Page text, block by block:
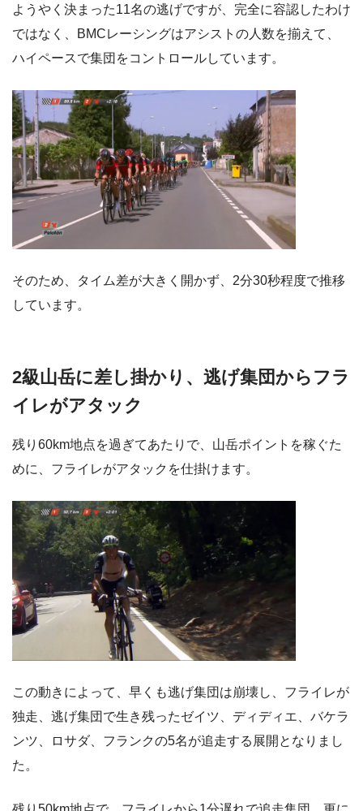
ようやく決まった11名の逃げですが、完全に容認したわけ
ではなく、BMCレーシングはアシストの人数を揃えて、
ハイペースで集団をコントロールしています。
そのため、タイム差が大きく開かず、2分30秒程度で推移
しています。
2級山岳に差し掛かり、逃げ集団からフラ
イレがアタック
残り60km地点を過ぎてあたりで、山岳ポイントを稼ぐた
めに、フライレがアタックを仕掛けます。
この動きによって、早くも逃げ集団は崩壊し、フライレが
独走、逃げ集団で生き残ったゼイツ、ディディエ、バケラ
ンツ、ロサダ、フランクの5名が追走する展開となりまし
た。